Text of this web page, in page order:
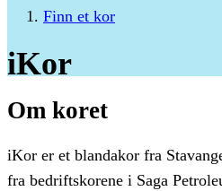
Finn et kor
iKor
Om koret
iKor er et blandakor fra
fra bedriftskorene i Saga